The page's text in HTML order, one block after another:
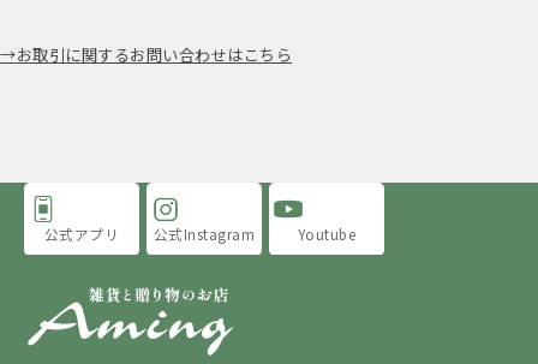
お取引に関するお問い合わせはこちら
公式アプリ 公式Instagram Youtube